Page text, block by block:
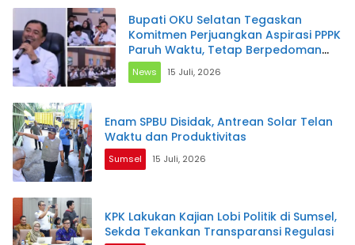
Bupati OKU Selatan Tegaskan
Komitmen Perjuangkan Aspirasi PPPK
Paruh Waktu, Tetap Berpedoman
pada Regulasi dan Kemampuan
Daerah
News 15 Juli, 2026
Enam SPBU Disidak, Antrean Solar Telan
Waktu dan Produktivitas
Sumsel 15 Juli, 2026
KPK Lakukan Kajian Lobi Politik di Sumsel,
Sekda Tekankan Transparansi Regulasi